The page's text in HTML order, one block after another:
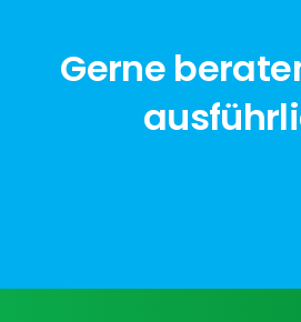
Gerne